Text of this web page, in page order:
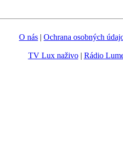
O nás | Ochrana osobných
TV Lux naživo| Rádio